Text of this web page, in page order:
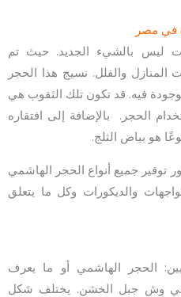
ليس بالشيء الجديد. حيث تم
والفلل. نسيج هذا الحجر
فيه. قد تكون تلك الثقوب هي
الحجر. بالإضافة إلى افتقاره
هو بياض الثلج.
جميع أنواع الحجر الهاشمي
والديكورات وكل ما يتعلق
الحجر الهاشمي أو ما يعرف
وش جبل الخشن. يختلف شكل